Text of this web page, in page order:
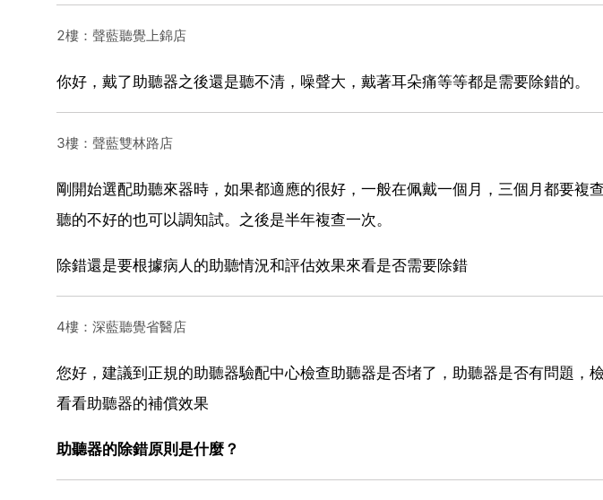
2樓：聲藍聽覺上錦店
你好，戴了助聽器之後還是聽不清，噪聲大，戴著耳朵痛等等都是需要除錯的。
3樓：聲藍雙林路店
剛開始選配助聽來器時，如果都適應的很好，一般在佩戴一個月，三個月都要複
聽的不好的也可以調知試。之後是半年複查一次。
除錯還是要根據病人的助聽情況和評估效果來看是否需要除錯
4樓：深藍聽覺省醫店
您好，建議到正規的助聽器驗配中心檢查助聽器是否堵了，助聽器是否有問題，
看看助聽器的補償效果
助聽器的除錯原則是什麼？